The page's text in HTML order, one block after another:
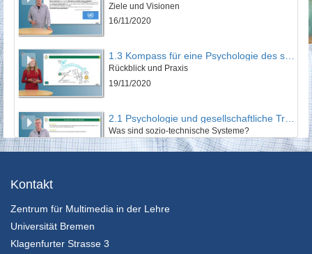
Ziele und Visionen
16/11/2020
1.3 Kompass für eine Psychologie des sozial-ökologischen Wandels
Rückblick und Praxis
19/11/2020
Was sind sozio-technische Systeme?
16/11/2020
16/11/2020
Kontakt
Zentrum für Multimedia in der Lehre
Universität Bremen
Klagenfurter Strasse 3